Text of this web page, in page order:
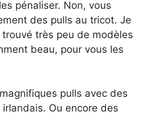
pénaliser. Non, vous
des pulls au tricot. Je
trouvé très peu de modèles
beau, pour vous les
pulls avec des
Ou encore des